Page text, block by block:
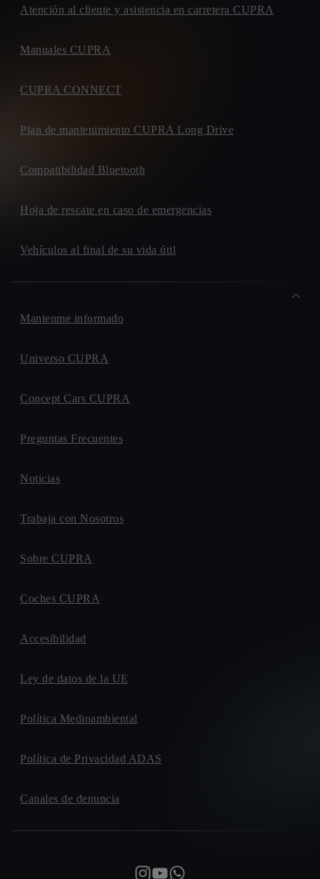
Atención al cliente y asistencia en carretera CUPRA
Manuales CUPRA
CUPRA CONNECT
Plan de mantenimiento CUPRA Long Drive
Compatibilidad Bluetooth
Hoja de rescate en caso de emergencias
Vehículos al final de su vida útil
Mantenme informado
Universo CUPRA
Concept Cars CUPRA
Preguntas Frecuentes
Noticias
Trabaja con Nosotros
Sobre CUPRA
Coches CUPRA
Accesibilidad
Ley de datos de la UE
Política Medioambiental
Política de Privacidad ADAS
Canales de denuncia